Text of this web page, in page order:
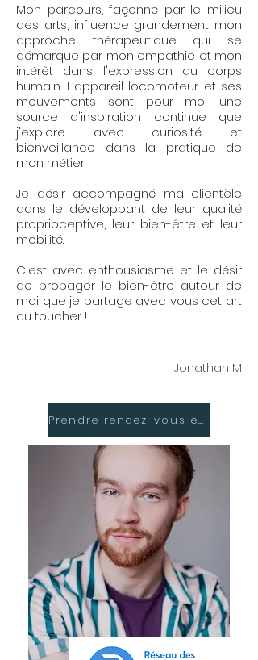
Mon parcours, façonné par le milieu
des arts, influence grandement mon
approche thérapeutique qui se
démarque par mon empathie et mon
intérêt dans l'expression du corps
humain. L'appareil locomoteur et ses
mouvements sont pour moi une
source d'inspiration continue que
j'explore avec curiosité et
bienveillance dans la pratique de
mon métier.
Je désir accompagné ma clientèle
dans le développant de leur qualité
proprioceptive, leur bien-être et leur
mobilité.
C'est avec enthousiasme et le désir
de propager le bien-être autour de
moi que je partage avec vous cet art
du toucher !
Jonathan M
Prendre rendez-vous en ligne